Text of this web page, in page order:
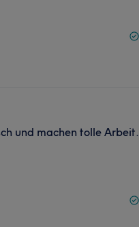
und machen tolle Arbeit.